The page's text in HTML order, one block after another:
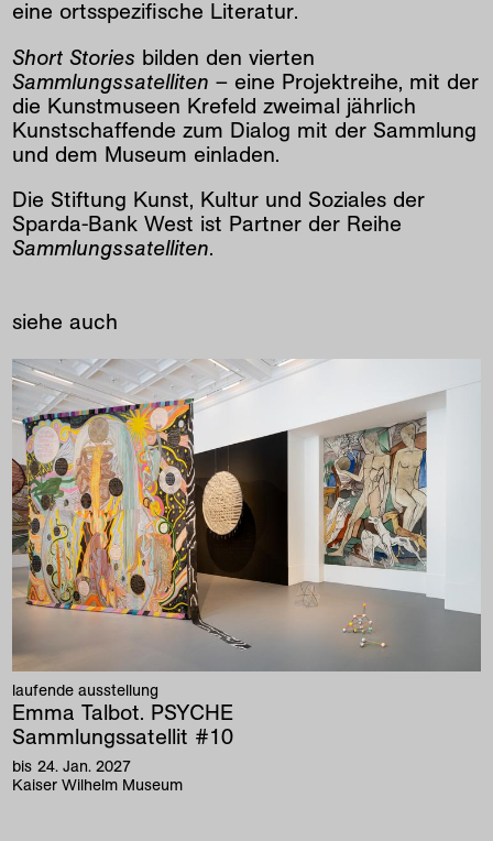
eine ortsspezifische Literatur.
Short Stories bilden den vierten
Sammlungssatelliten – eine Projektreihe, mit der
die Kunstmuseen Krefeld zweimal jährlich
Kunstschaffende zum Dialog mit der Sammlung
und dem Museum einladen.
Die Stiftung Kunst, Kultur und Soziales der
Sparda-Bank West ist Partner der Reihe
Sammlungssatelliten.
siehe auch
laufende ausstellung
Emma Talbot. PSYCHE
Sammlungssatellit #10
24. Jan. 2027
Kaiser Wilhelm Museum